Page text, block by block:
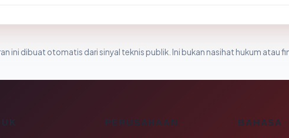
ini dibuat otomatis dari sinyal teknis publik. Ini bukan nasihat hukum atau
PERUSAHAAN BAHASA